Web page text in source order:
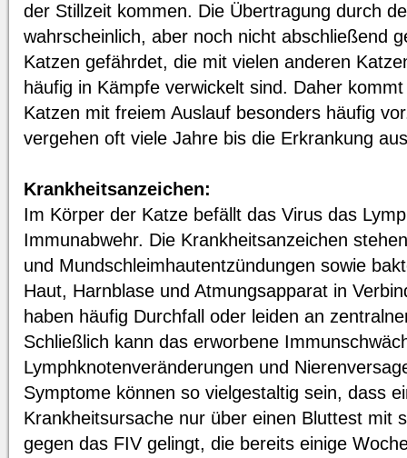
der Stillzeit kommen. Die Übertragung durch
wahrscheinlich, aber noch nicht abschließend
Katzen gefährdet, die mit vielen anderen
häufig in Kämpfe verwickelt sind. Daher
Katzen mit freiem Auslauf besonders häufig
vergehen oft viele Jahre bis die Erkrankung
Krankheitsanzeichen:
Im Körper der Katze befällt das Virus das
Immunabwehr. Die Krankheitsanzeichen
und Mundschleimhautentzündungen sowie
Haut, Harnblase und Atmungsapparat in
haben häufig Durchfall oder leiden an
Schließlich kann das erworbene
Lymphknotenveränderungen und
Symptome können so vielgestaltig sein, dass
Krankheitsursache nur über einen Bluttest mit
gegen das FIV gelingt, die bereits einige